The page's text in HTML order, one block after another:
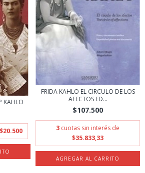
KAHLO
$20.500
FRIDA KAHLO EL CIRCULO DE LOS
AFECTOS ED...
$107.500
3 cuotas sin interés de
$35.833,33